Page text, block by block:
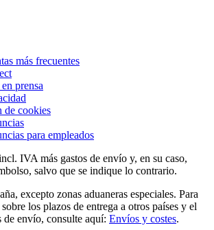
más frecuentes
prensa
de cookies
para empleados
IVA más gastos de envío y, en su caso,
salvo que se indique lo contrario.
excepto zonas aduaneras especiales. Para
los plazos de entrega a otros países y el
de envío, consulte aquí: Envíos y costes.